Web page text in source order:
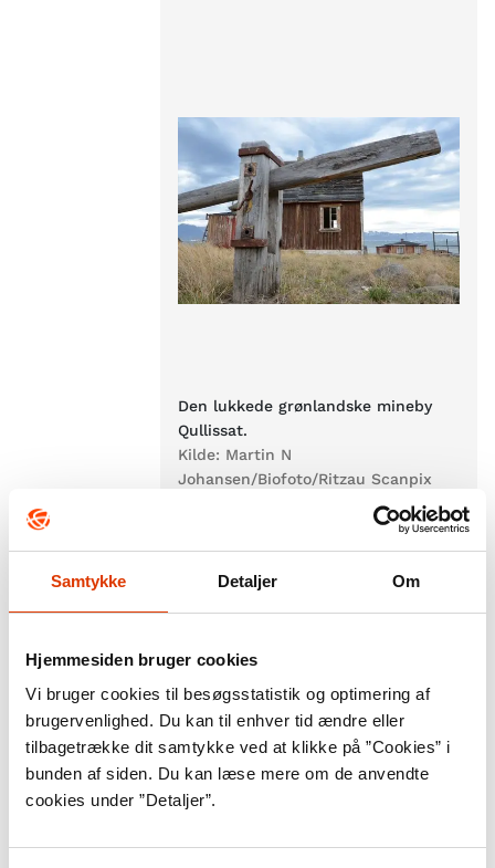
Samtykke Detaljer Om
Hjemmesiden bruger cookies
Vi bruger cookies til besøgsstatistik og optimering af
brugervenlighed. Du kan til enhver tid ændre eller
tilbagetrække dit samtykke ved at klikke på ”Cookies” i
bunden af siden. Du kan læse mere om de anvendte
cookies under ”Detaljer”.
Den lukkede grønlandske mineby
Qullissat.
Kilde: Martin N
Johansen/Biofoto/Ritzau Scanpix
myndigheder den grønlandske
den danske stats økonomiske
strategi for Grønland, hvor
befolkningen skulle
koncentreres om de erhverv,
man mente var mest rentable.